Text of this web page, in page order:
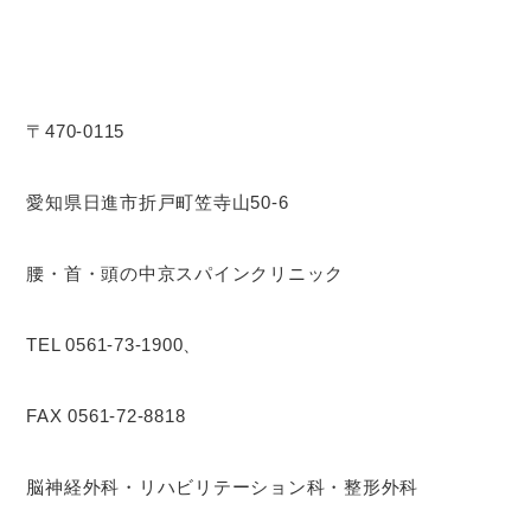
〒470-0115
愛知県日進市折戸町笠寺山50-6
腰・首・頭の中京スパインクリニック
TEL 0561-73-1900、
FAX 0561-72-8818
脳神経外科・リハビリテーション科・整形外科